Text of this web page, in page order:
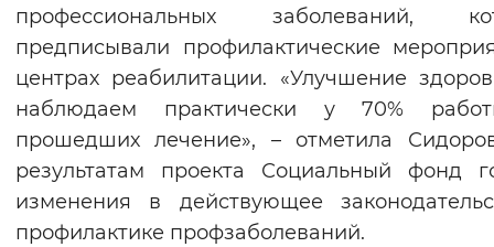
профессиональных заболеваний,
предписывали профилактические
центрах реабилитации. «Улучшение
наблюдаем практически у 70%
прошедших лечение», – отметила
результатам проекта Социальный фонд
изменения в действующее
профилактике профзаболеваний.